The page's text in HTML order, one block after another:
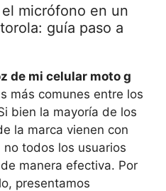
micrófono en un
guía paso a
de mi celular moto g
más comunes entre los
bien la mayoría de los
la marca vienen con
todos los usuarios
manera efectiva. Por
presentamos